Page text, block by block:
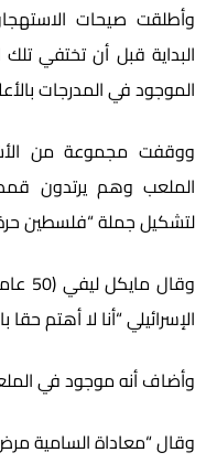
وأطلقت صيحات
البداية قبل أن تختفي
الموجود في المدرجات
ووقفت مجموعة من
الملعب وهم يرتدون
لتشكيل جملة “فلسطين
وقال
الإسرائيلي “أنا لا أهتم حقا
وأضاف أنه موجود في
وقال “معاداة السامية